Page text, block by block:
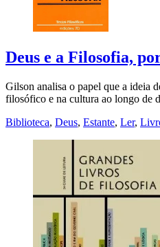
Deus e a Filosofia,
Gilson analisa o papel que a ideia
filosófico e na cultura ao longo de
Biblioteca, Deus, Estante, Ler,